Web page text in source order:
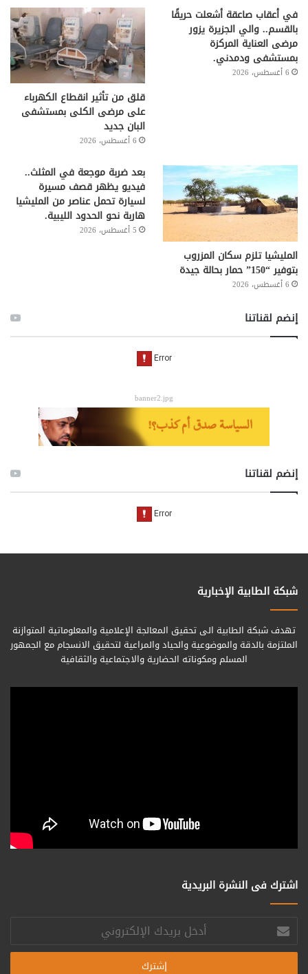
في أعقاب صاعقة أشعلت حريقًا
بالقسم.. والي الجزيرة يزور
مرضى العناية المركزة
بمستشفى ودمدني.
6 أغسطس، 2026
قلق من تأثير انقطاع الكهرباء
على مرضى الكلى بمستشفى
البان جديد
6 أغسطس، 2026
المليشيا تلزم سكان المزروب
بتوفير “150” حمار بحالة جيدة
6 أغسطس، 2026
بعد ضربة موجعة في المثلث..
فيديو يظهر قصف مسيرة
لسيارة تحمل عناصر من المليشيا
هاربة نحو الحدود الليبية.
5 أغسطس، 2026
إنضم لقناتنا
banner2.jpg
إنضم لقناتنا
شبكة الطابية الإخبارية
تهدف شبكة الطابية الى تحقيق المعالجة الإعلامية والمعلوماتية المتوازنة
الملتزمة بالدقة والموضوعية والحياد والمراعية لتحقيق الانسجام مع الجمهور
المسلم ومكوناته الحضارية والاجتماعية والثقافية
اشترك فى النشرة البريدية
أدخل
بريدك
الإلكتروني